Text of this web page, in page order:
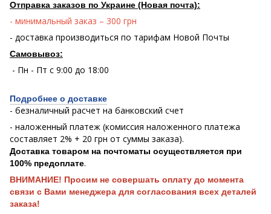
Отправка заказов по Украине (Новая почта):
- минимальный заказ – 300 грн
- доставка производиться по тарифам Новой Почты
Самовывоз:
- Пн - Пт с 9:00 до 18:00
Подробнее о доставке
- безналичный расчет на банковский счет
- наложенный платеж (комиссия наложенного платежа
составляет 2% + 20 грн от суммы заказа).
Доставка товаром на почтоматы осуществляется при
100% предоплате.
ВНИМАНИЕ! Просим не совершать оплату до момента
связи с Вами менеджера для согласования всех деталей
заказа!